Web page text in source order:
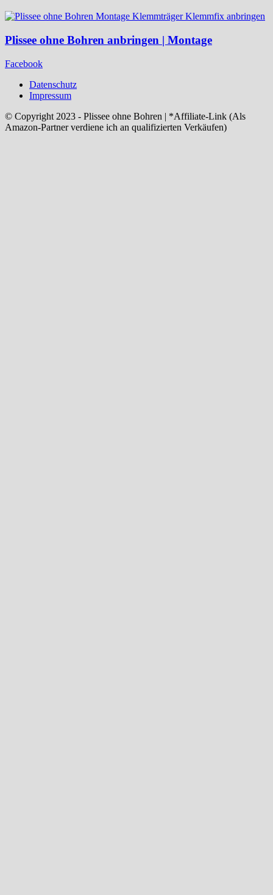
Plissee ohne Bohren anbringen | Montage
Facebook
Datenschutz
Impressum
© Copyright 2023 - Plissee ohne Bohren | *Affiliate-Link (Als
Amazon-Partner verdiene ich an qualifizierten Verkäufen)